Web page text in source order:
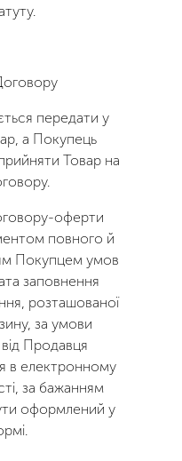
передати у
а Покупець
Товар на
оферти
повного й
Покупцем умов
заповнення
розташованої
за умови
Продавця
в електронному
за бажанням
оформлений у